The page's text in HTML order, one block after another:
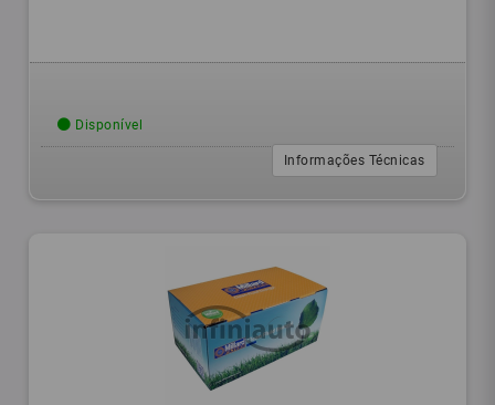
Disponível
Informações Técnicas